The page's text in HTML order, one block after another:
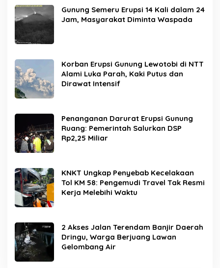
Gunung Semeru Erupsi 14 Kali dalam 24
Jam, Masyarakat Diminta Waspada
Korban Erupsi Gunung Lewotobi di NTT
Alami Luka Parah, Kaki Putus dan
Dirawat Intensif
Penanganan Darurat Erupsi Gunung
Ruang: Pemerintah Salurkan DSP
Rp2,25 Miliar
KNKT Ungkap Penyebab Kecelakaan
Tol KM 58: Pengemudi Travel Tak Resmi
Kerja Melebihi Waktu
2 Akses Jalan Terendam Banjir Daerah
Dringu, Warga Berjuang Lawan
Gelombang Air